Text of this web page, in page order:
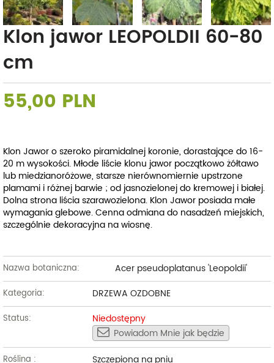
Klon jawor LEOPOLDII 60-80
cm
55,00 PLN
Klon Jawor o szeroko piramidalnej koronie, dorastające do 16-
20 m wysokości. Młode liście klonu jawor początkowo żółtawo
lub miedzianoróżowe, starsze nierównomiernie upstrzone
plamami i różnej barwie ; od jasnozielonej do kremowej i białej.
Dolna strona liścia szarawozielona. Klon Jawor posiada małe
wymagania glebowe. Cenna odmiana do nasadzeń miejskich,
szczególnie dekoracyjna na wiosnę.
Nazwa botaniczna: Acer pseudoplatanus 'Leopoldii'
Kategoria: DRZEWA OZDOBNE
Status:
Niedostępny
Powiadom Mnie jak będzie
Roślina : Szczepiona na pniu